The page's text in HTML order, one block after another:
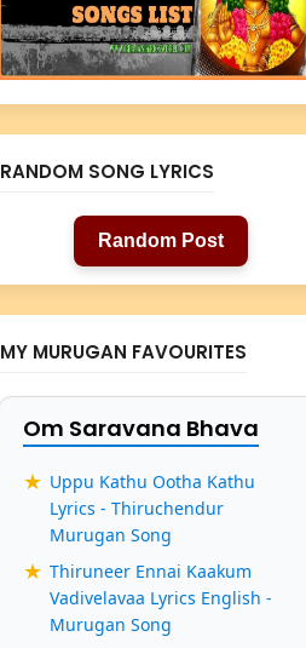
RANDOM SONG LYRICS
Random Post
MY MURUGAN FAVOURITES
Om Saravana Bhava
Uppu Kathu Ootha Kathu
Lyrics - Thiruchendur
Murugan Song
Thiruneer Ennai Kaakum
Vadivelavaa Lyrics English -
Murugan Song